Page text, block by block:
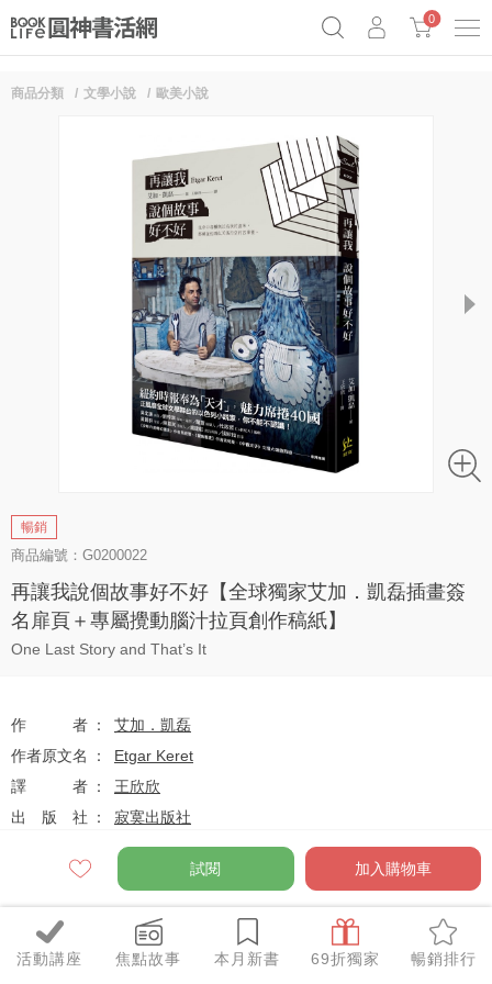
0
活動講座 焦點故事 本月新書 69折獨家 暢銷排行
商品分類 文學小說 歐美小說
next
暢銷
商品編號：G0200022
再讓我說個故事好不好【全球獨家艾加．凱磊插畫簽
名扉頁＋專屬攪動腦汁拉頁創作稿紙】
One Last Story and That’s It
作者
艾加．凱磊
作者原文名
Etgar Keret
譯者
王欣欣
出版社
寂寞出版社
Soul
出版日
2015-11-30
定價 $280
試閱 加入購物車